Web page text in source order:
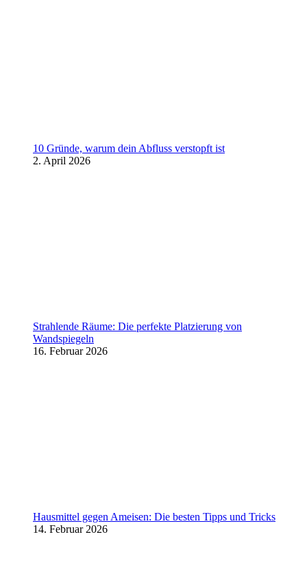
10 Gründe, warum dein Abfluss verstopft ist
2. April 2026
Strahlende Räume: Die perfekte Platzierung von
Wandspiegeln
16. Februar 2026
Hausmittel gegen Ameisen: Die besten Tipps und Tricks
14. Februar 2026